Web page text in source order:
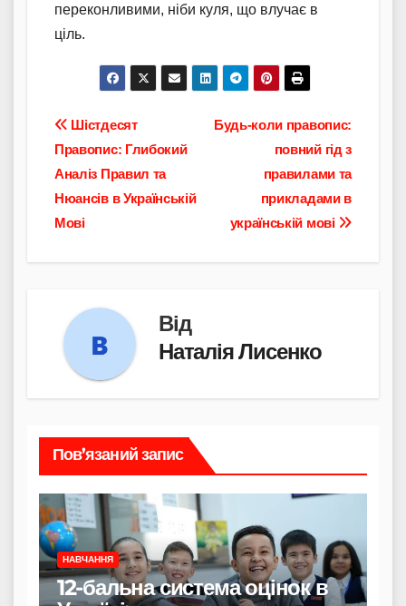
переконливими, ніби куля, що влучає в
ціль.
Навігація
записів
Будь-коли правопис:
повний гід з
правилами та
прикладами в
українській мові
Шістдесят
Правопис: Глибокий
Аналіз Правил та
Нюансів в Українській
Мові
Від
Наталія Лисенко
Пов’язаний запис
НАВЧАННЯ
12-бальна система оцінок в